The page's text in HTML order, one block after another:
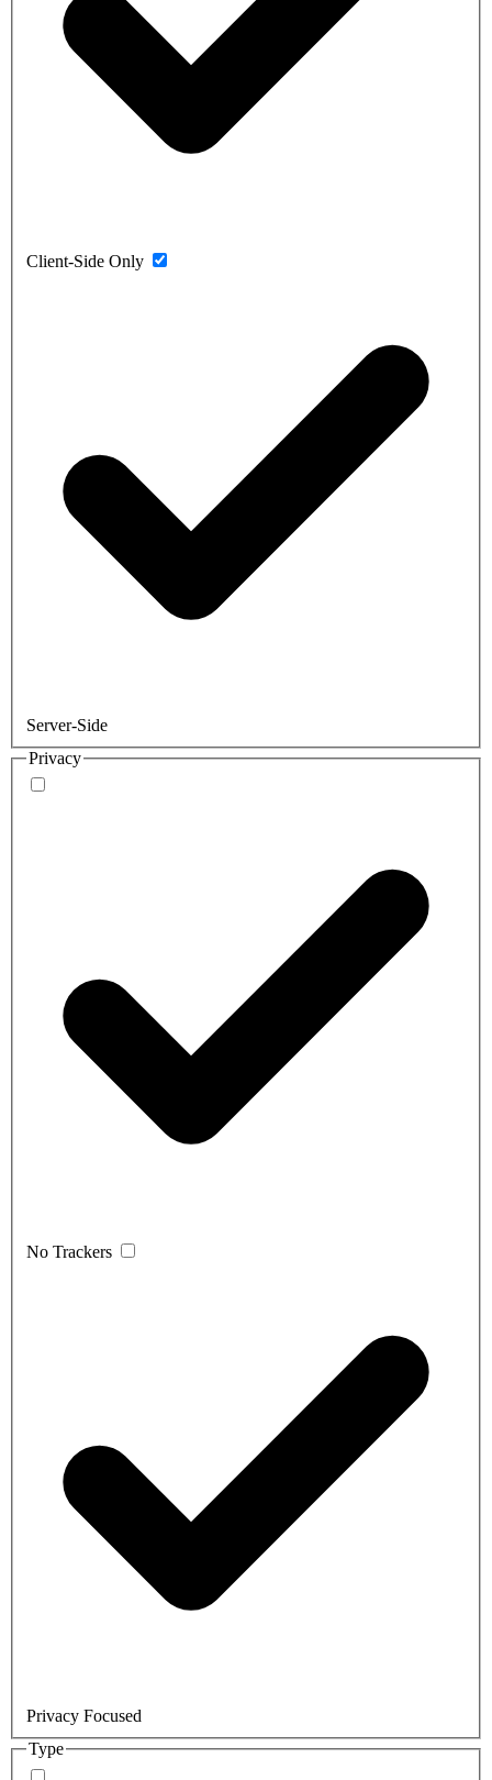
Client-Side Only
Server-Side
Privacy
No Trackers
Privacy Focused
Type